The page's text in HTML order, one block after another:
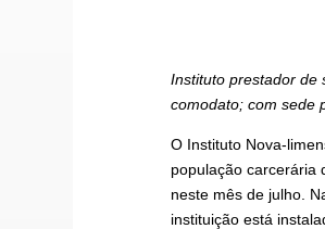
Instituto prestador de
comodato; com sede
O Instituto Nova-
população carcerária
neste mês de julho.
instituição está